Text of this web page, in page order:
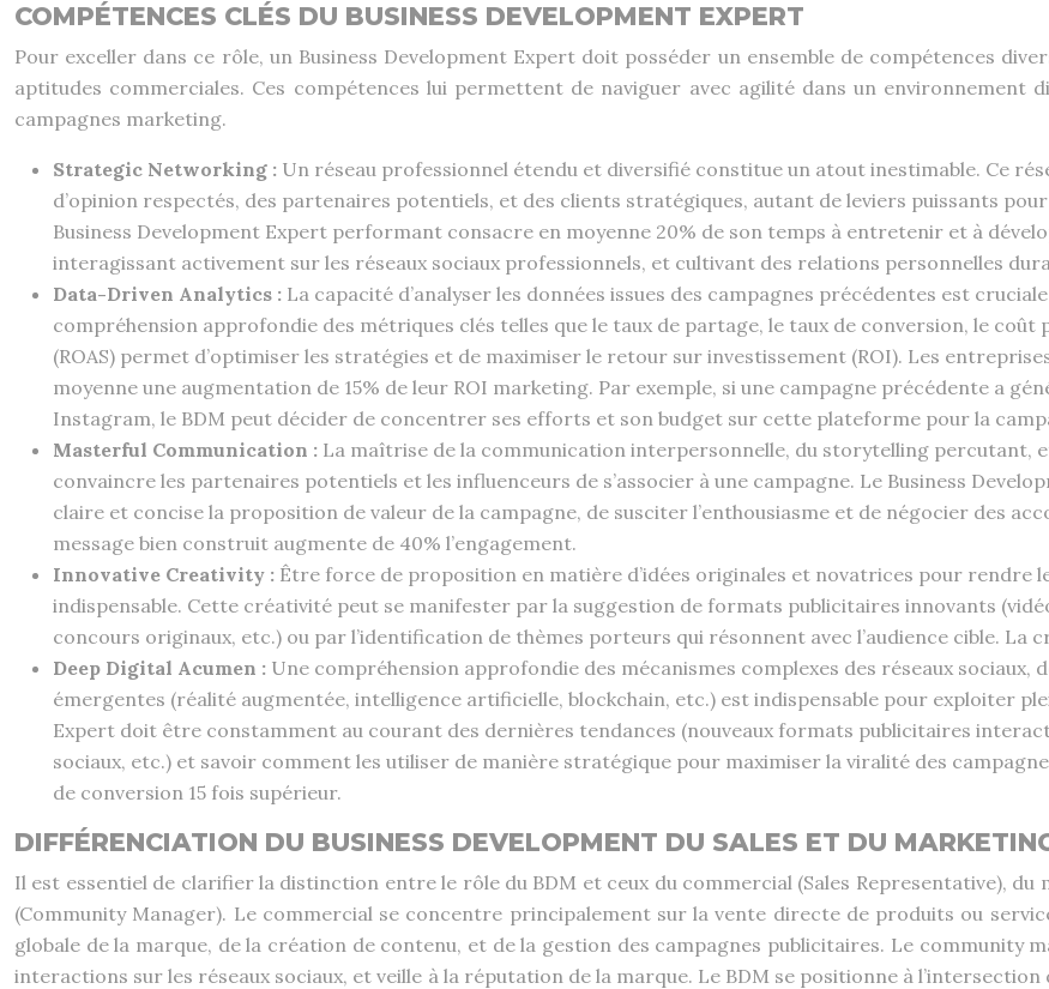
COMPÉTENCES CLÉS DU BUSINESS DEVELOPMENT EXPERT
Pour exceller dans ce rôle, un Business Development Expert doit posséder un ensemble de compétences
aptitudes commerciales. Ces compétences lui permettent de naviguer avec agilité dans un environnement
campagnes marketing.
Strategic Networking : Un réseau professionnel étendu et diversifié constitue un atout inestimable. Ce
d’opinion respectés, des partenaires potentiels, et des clients stratégiques, autant de leviers puissants
Business Development Expert performant consacre en moyenne 20% de son temps à entretenir et à
interagissant activement sur les réseaux sociaux professionnels, et cultivant des relations personnelles
Data-Driven Analytics : La capacité d’analyser les données issues des campagnes précédentes est
compréhension approfondie des métriques clés telles que le taux de partage, le taux de conversion, le
(ROAS) permet d’optimiser les stratégies et de maximiser le retour sur investissement (ROI). Les
moyenne une augmentation de 15% de leur ROI marketing. Par exemple, si une campagne précédente a
Instagram, le BDM peut décider de concentrer ses efforts et son budget sur cette plateforme pour la
Masterful Communication : La maîtrise de la communication interpersonnelle, du storytelling percutant,
convaincre les partenaires potentiels et les influenceurs de s’associer à une campagne. Le Business
claire et concise la proposition de valeur de la campagne, de susciter l’enthousiasme et de négocier des
message bien construit augmente de 40% l’engagement.
Innovative Creativity : Être force de proposition en matière d’idées originales et novatrices pour rendre
indispensable. Cette créativité peut se manifester par la suggestion de formats publicitaires innovants
concours originaux, etc.) ou par l’identification de thèmes porteurs qui résonnent avec l’audience cible. La
Deep Digital Acumen : Une compréhension approfondie des mécanismes complexes des réseaux
émergentes (réalité augmentée, intelligence artificielle, blockchain, etc.) est indispensable pour exploiter
Expert doit être constamment au courant des dernières tendances (nouveaux formats publicitaires
sociaux, etc.) et savoir comment les utiliser de manière stratégique pour maximiser la viralité des
de conversion 15 fois supérieur.
DIFFÉRENCIATION DU BUSINESS DEVELOPMENT DU SALES ET DU
Il est essentiel de clarifier la distinction entre le rôle du BDM et ceux du commercial (Sales Representative),
(Community Manager). Le commercial se concentre principalement sur la vente directe de produits ou
globale de la marque, de la création de contenu, et de la gestion des campagnes publicitaires. Le community
interactions sur les réseaux sociaux, et veille à la réputation de la marque. Le BDM se positionne à